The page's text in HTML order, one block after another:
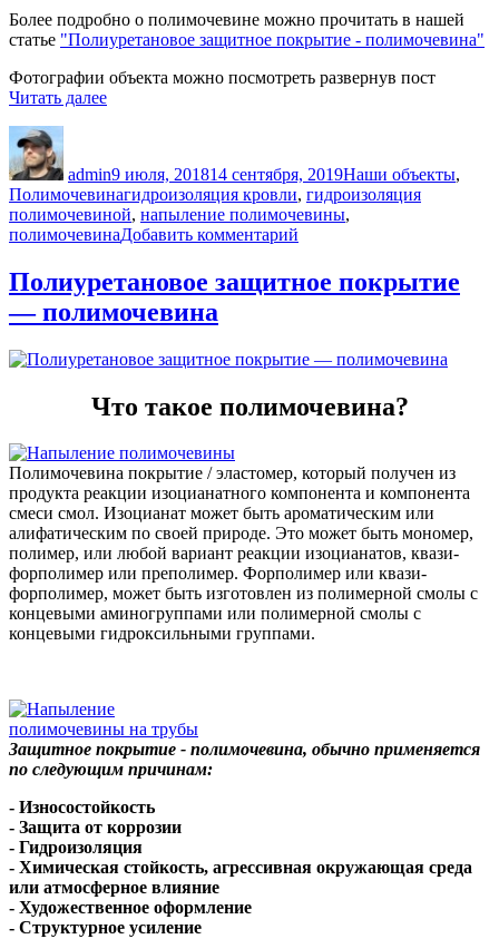
Более подробно о полимочевине можно прочитать в нашей
статье "Полиуретановое защитное покрытие - полимочевина"
Фотографии объекта можно посмотреть развернув пост
Читать далее«Гидроизоляция
admin9 июля, 201814 сентября, 2019Наши объекты,
ПолимочевинаМетки
гидроизоляция кровли, гидроизоляция
полимочевиной, напыление полимочевины,
полимочевинаДобавить комментарий
полимочевиной
Полиуретановое защитное покрытие
— полимочевина
Что такое полимочевина?
Полимочевина покрытие / эластомер, который получен из
продукта реакции изоцианатного компонента и компонента
смеси смол. Изоцианат может быть ароматическим или
алифатическим по своей природе. Это может быть мономер,
полимер, или любой вариант реакции изоцианатов, квази-
форполимер или преполимер. Форполимер или квази-
форполимер, может быть изготовлен ​​из полимерной смолы с
концевыми аминогруппами или полимерной смолы с
концевыми гидроксильными группами.
Защитное покрытие - полимочевина, обычно применяется
по следующим причинам:
- Износостойкость
- Защита от коррозии
- Гидроизоляция
- Химическая стойкость, агрессивная окружающая среда
или атмосферное влияние
- Художественное оформление
- Структурное усиление